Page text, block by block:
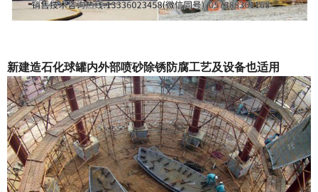
新建造石化球罐内外部喷砂除锈防腐工艺及设备也适用